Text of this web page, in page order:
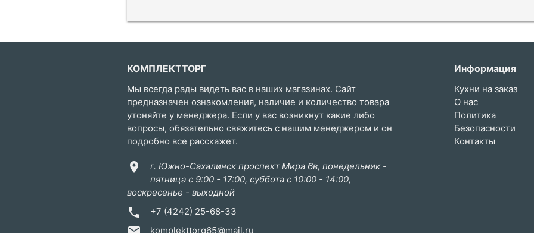
КОМПЛЕКТТОРГ
Мы всегда рады видеть вас в наших магазинах. Сайт
предназначен ознакомления, наличие и количество товара
утоняйте у менеджера. Если у вас возникнут какие либо
вопросы, обязательно свяжитесь с нашим менеджером и он
подробно все расскажет.
location_on
г. Южно-Сахалинск проспект Мира 6в, понедельник -
пятница с 9:00 - 17:00, суббота с 10:00 - 14:00,
воскресенье - выходной
phone +7 (4242) 25-68-33
komplekttorg65@mail.ru
Информация
Кухни на заказ
О нас
Политика
Безопасности
Контакты